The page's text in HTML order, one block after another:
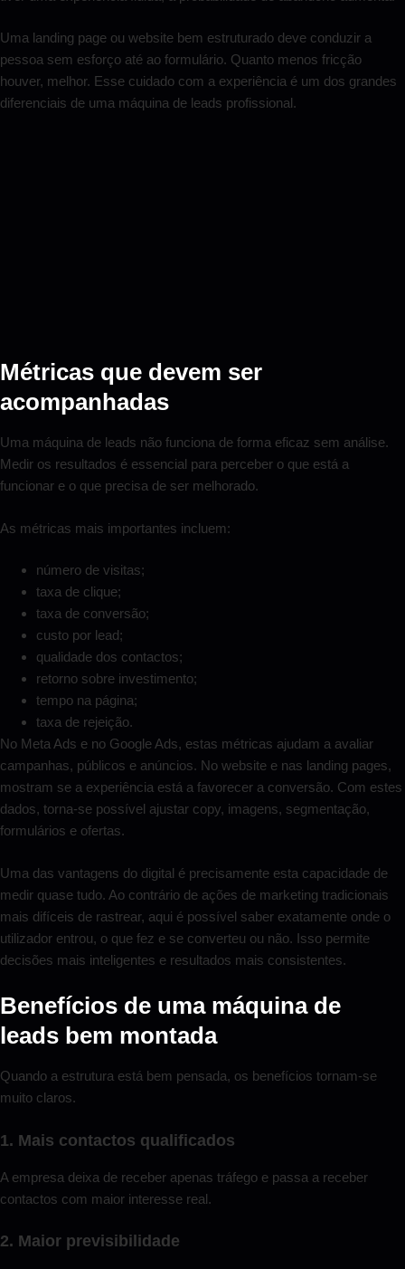
Uma landing page ou website bem estruturado deve conduzir a
pessoa sem esforço até ao formulário. Quanto menos fricção
houver, melhor. Esse cuidado com a experiência é um dos grandes
diferenciais de uma máquina de leads profissional.
Métricas que devem ser
acompanhadas
Uma máquina de leads não funciona de forma eficaz sem análise.
Medir os resultados é essencial para perceber o que está a
funcionar e o que precisa de ser melhorado.
As métricas mais importantes incluem:
número de visitas;
taxa de clique;
taxa de conversão;
custo por lead;
qualidade dos contactos;
retorno sobre investimento;
tempo na página;
taxa de rejeição.
No Meta Ads e no Google Ads, estas métricas ajudam a avaliar
campanhas, públicos e anúncios. No website e nas landing pages,
mostram se a experiência está a favorecer a conversão. Com estes
dados, torna-se possível ajustar copy, imagens, segmentação,
formulários e ofertas.
Uma das vantagens do digital é precisamente esta capacidade de
medir quase tudo. Ao contrário de ações de marketing tradicionais
mais difíceis de rastrear, aqui é possível saber exatamente onde o
utilizador entrou, o que fez e se converteu ou não. Isso permite
decisões mais inteligentes e resultados mais consistentes.
Benefícios de uma máquina de
leads bem montada
Quando a estrutura está bem pensada, os benefícios tornam-se
muito claros.
1. Mais contactos qualificados
A empresa deixa de receber apenas tráfego e passa a receber
contactos com maior interesse real.
2. Maior previsibilidade